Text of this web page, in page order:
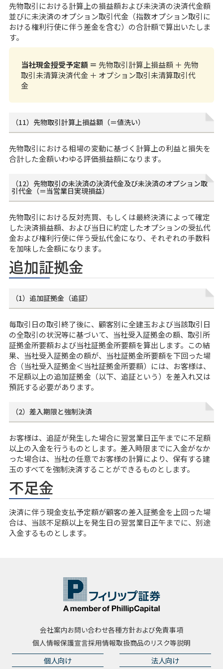
先物取引における計算上の損益額および未決済の決済代金額
並びに未決済のオプション取引代金（指数オプション取引に
おける権利行使に伴う差金を含む）の合計額で算出いたしま
す。
当社現金授受予定額 ＝ 先物取引計算上損益額 ＋ 先物
取引未清算決済代金 ＋ オプション取引未清算取引代
金
（11）先物取引計算上損益額（＝値洗い）
先物取引における相場の変動に基づく計算上の利益と損失を
合計した金額いわゆる評価損益額になります。
（12）先物取引の未決済の決済代金及び未決済のオプション取
引代金（＝当営業日実現損益）
先物取引における反対売買、もしくは最終決済によって確定
した決済損益額、および当日に約定したオプションの受払代
金および権利行使に伴う受払代金になり、それぞれの手数料
を加味した金額になります。
追加証拠金
（1）追加証拠金（追証）
毎取引日の取引終了後に、顧客別に全建玉および当該取引日
の全取引の状況等に基づいて、当社受入証拠金の額、取引所
証拠金所要額および当社証拠金所要額を算出します。この結
果、当社受入証拠金の額が、当社証拠金所要額を下回った場
合（当社受入証拠金＜当社証拠金所要額）には、お客様は、
不足額以上の追加証拠金（以下、追証という）を差入れ又は
預託する必要があります。
（2）差入期限と強制決済
お客様は、追証が発生した場合に翌営業日正午までに不足額
以上の入金を行うものとします。差入時限までに入金がなか
った場合は、当社の任意でお客様の計算により、保有する建
玉のすべてを強制決済することができるものとします。
不足金
決済に伴う現金支払予定額が顧客の差入証拠金を上回った場
合は、当該不足額以上を発生日の翌営業日正午までに、別途
入金するものとします。
会社案内お問い合わせ各種方針および免責事項
個人情報保護宣言採用情報取扱商品のリスク等説明
個人向け 法人向け